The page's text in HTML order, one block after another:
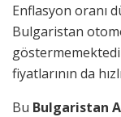
Enflasyon oranı
Bulgaristan
fiyatlarının da
Bu Bulgaristan